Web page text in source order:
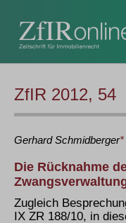
ZfIR 2012, 54
Gerhard Schmidberger*
Die Rücknahme
Zugleich
IX ZR 188/10, in